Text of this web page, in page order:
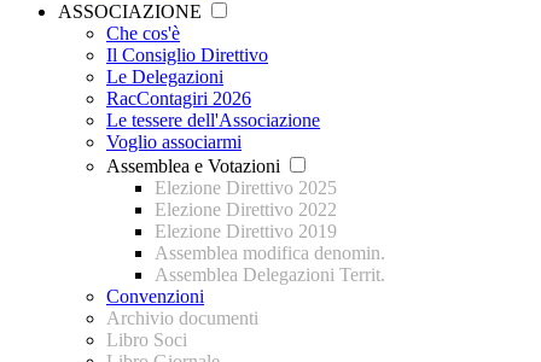
ASSOCIAZIONE
Che cos'è
Il Consiglio Direttivo
Le Delegazioni
RacContagiri 2026
Le tessere dell'Associazione
Voglio associarmi
Assemblea e Votazioni
Elezione Direttivo 2025
Elezione Direttivo 2022
Elezione Direttivo 2019
Assemblea modifica denomin.
Assemblea Delegazioni Territ.
Convenzioni
Archivio documenti
Libro Soci